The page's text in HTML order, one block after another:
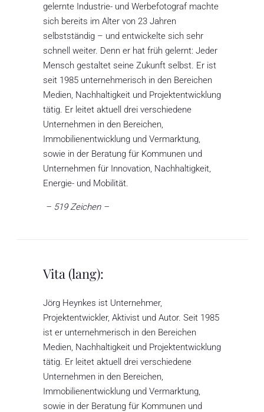
gelernte Industrie- und Werbefotograf machte
sich bereits im Alter von 23 Jahren
selbstständig – und entwickelte sich sehr
schnell weiter. Denn er hat früh gelernt: Jeder
Mensch gestaltet seine Zukunft selbst. Er ist
seit 1985 unternehmerisch in den Bereichen
Medien, Nachhaltigkeit und Projektentwicklung
tätig. Er leitet aktuell drei verschiedene
Unternehmen in den Bereichen,
Immobilienentwicklung und Vermarktung,
sowie in der Beratung für Kommunen und
Unternehmen für Innovation, Nachhaltigkeit,
Energie- und Mobilität.
– 519 Zeichen –
Vita (lang):
Jörg Heynkes ist Unternehmer,
Projektentwickler, Aktivist und Autor. Seit 1985
ist er unternehmerisch in den Bereichen
Medien, Nachhaltigkeit und Projektentwicklung
tätig. Er leitet aktuell drei verschiedene
Unternehmen in den Bereichen,
Immobilienentwicklung und Vermarktung,
sowie in der Beratung für Kommunen und